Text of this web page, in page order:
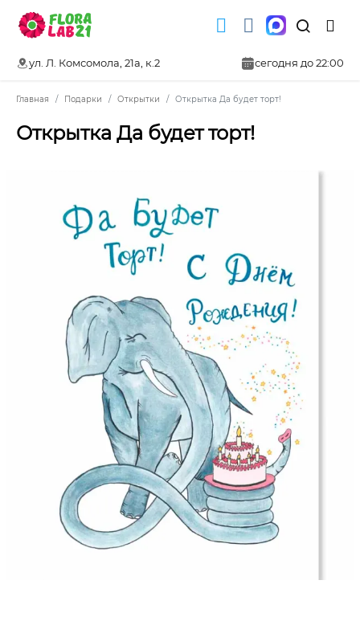
ул. Л. Комсомола, 21а, к.2 сегодня до 22:00
Главная Подарки Открытки Открытка Да будет торт!
Открытка Да будет торт!